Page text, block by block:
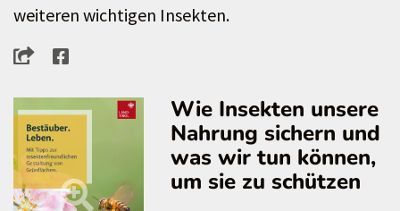
weiteren wichtigen Insekten.
Wie Insekten unsere
Nahrung sichern und
was wir tun können,
um sie zu schützen